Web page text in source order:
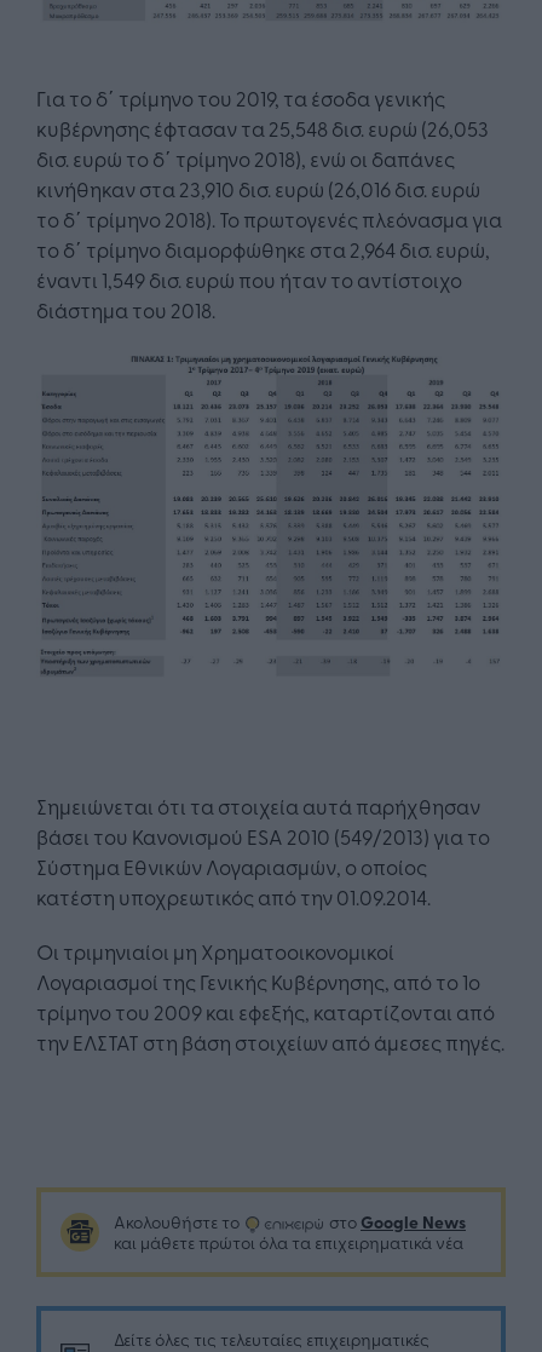
Για το δ΄ τρίμηνο του 2019, τα έσοδα γενικής
κυβέρνησης έφτασαν τα 25,548 δισ. ευρώ (26,053
δισ. ευρώ το δ΄ τρίμηνο 2018), ενώ οι δαπάνες
κινήθηκαν στα 23,910 δισ. ευρώ (26,016 δισ. ευρώ
το δ΄ τρίμηνο 2018). Το πρωτογενές πλεόνασμα για
το δ΄ τρίμηνο διαμορφώθηκε στα 2,964 δισ. ευρώ,
έναντι 1,549 δισ. ευρώ που ήταν το αντίστοιχο
διάστημα του 2018.
Σημειώνεται ότι τα στοιχεία αυτά παρήχθησαν
βάσει του Κανονισμού ESA 2010 (549/2013) για το
Σύστημα Εθνικών Λογαριασμών, ο οποίος
κατέστη υποχρεωτικός από την 01.09.2014.
Οι τριμηνιαίοι μη Χρηματοοικονομικοί
Λογαριασμοί της Γενικής Κυβέρνησης, από το 1ο
τρίμηνο του 2009 και εφεξής, καταρτίζονται από
την ΕΛΣΤΑΤ στη βάση στοιχείων από άμεσες πηγές.
Ακολουθήστε το στο Google News
και μάθετε πρώτοι όλα τα επιχειρηματικά νέα
Δείτε όλες τις τελευταίες επιχειρηματικές